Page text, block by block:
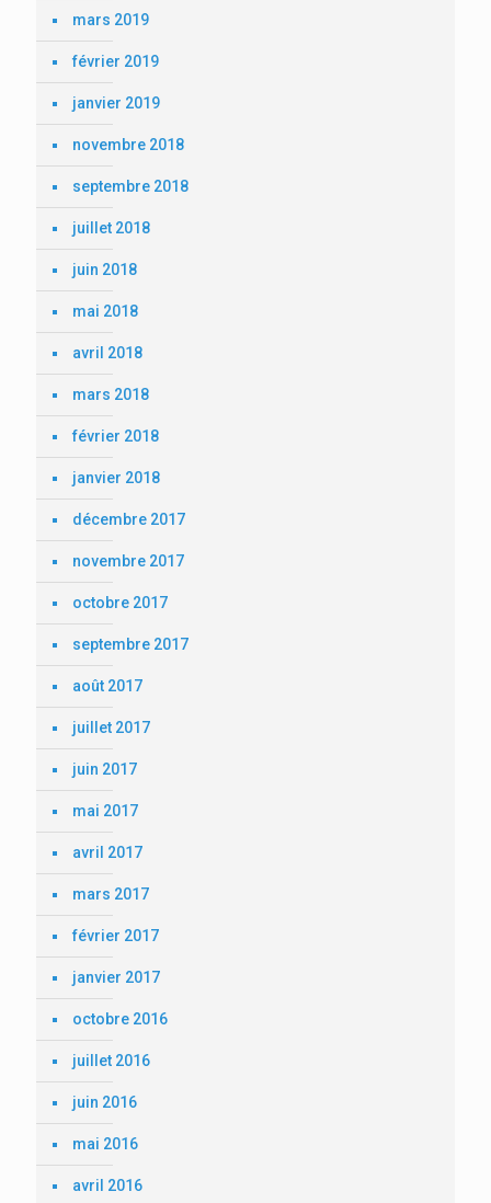
mars 2019
février 2019
janvier 2019
novembre 2018
septembre 2018
juillet 2018
juin 2018
mai 2018
avril 2018
mars 2018
février 2018
janvier 2018
décembre 2017
novembre 2017
octobre 2017
septembre 2017
août 2017
juillet 2017
juin 2017
mai 2017
avril 2017
mars 2017
février 2017
janvier 2017
octobre 2016
juillet 2016
juin 2016
mai 2016
avril 2016